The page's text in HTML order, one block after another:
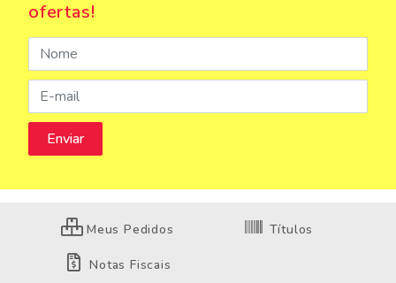
ofertas!
Meus Pedidos Títulos
Notas Fiscais